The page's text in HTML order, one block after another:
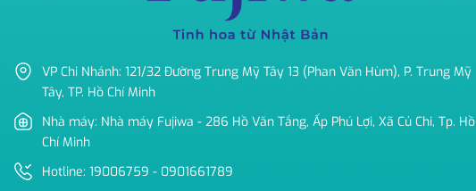
VP Chi Nhánh: 121/32 Đường Trung Mỹ Tây 13 (Phan Văn Hùm), P. Trung Mỹ
Tây, TP. Hồ Chí Minh
Nhà máy: Nhà máy Fujiwa - 286 Hồ Văn Tắng, Ấp Phú Lợi, Xã Củ Chi, Tp. Hồ
Chí Minh
Hotline: 19006759 - 0901661789